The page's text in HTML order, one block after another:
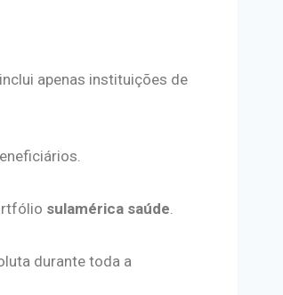
apenas instituições de
sulamérica saúde
durante toda a